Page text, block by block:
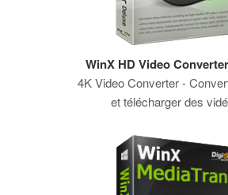
WinX HD Video
4K Video Converter -
et télécharger des